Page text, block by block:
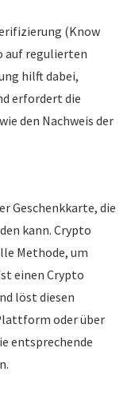
(Know
auf regulierten
hilft dabei,
erfordert die
den Nachweis der
Geschenkkarte, die
kann. Crypto
Methode, um
einen Crypto
löst diesen
oder über
entsprechende